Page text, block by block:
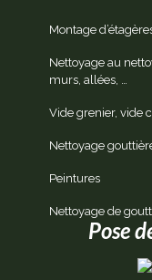
Montage
Nettoyage au
murs, allées, …
Vide grenier, vide
Nettoyage
Peintures
Nettoyage de
Pose